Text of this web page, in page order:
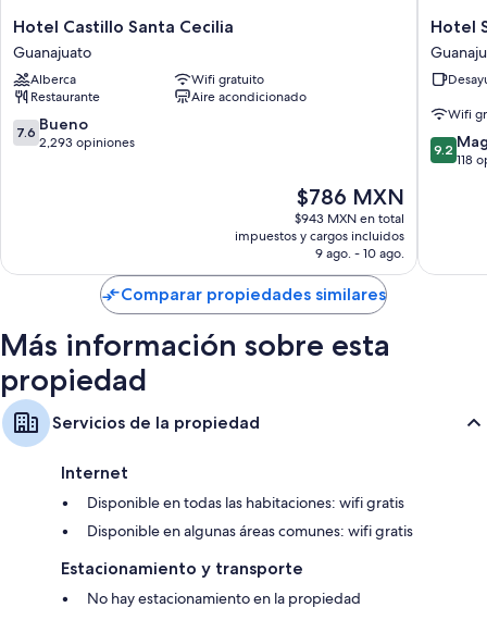
Otros servicios que también encontrarás en las habitaciones incluyen:
Baños con regaderas
Televisiones de pantalla plana con canales por cable
Servicio de limpieza diario y escritorios
Hotel
Castillo
Santa
Cecilia
Guanajuato
Hotel Castillo Santa Cecilia
Guanajuato
Alberca
Wifi gratuito
Restaurante
Aire acondicionado
7.6
de
7.6 Bueno
2,293 opiniones
El
precio
actual
de
$786 MXN
$786 MXN
$943 MXN en total
impuestos y cargos incluidos
9 ago. - 10 ago.
Hotel
Socavon
Hotel
Wifi
9.2
de
9.2
118
Comparar propiedades similares
Más información sobre esta
propiedad
Servicios de la propiedad
Internet
Disponible en todas las habitaciones: wifi gratis
Disponible en algunas áreas comunes: wifi gratis
Estacionamiento y transporte
No hay estacionamiento en la propiedad